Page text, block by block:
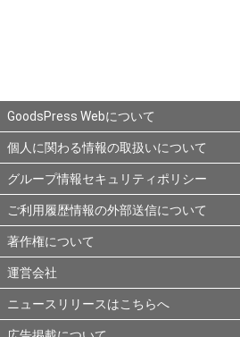
GoodsPress Webについて
個人に関わる情報の取扱いについて
グループ情報セキュリティポリシー
ご利用履歴情報の外部送信について
著作権について
運営会社
ニュースリリースはこちらへ